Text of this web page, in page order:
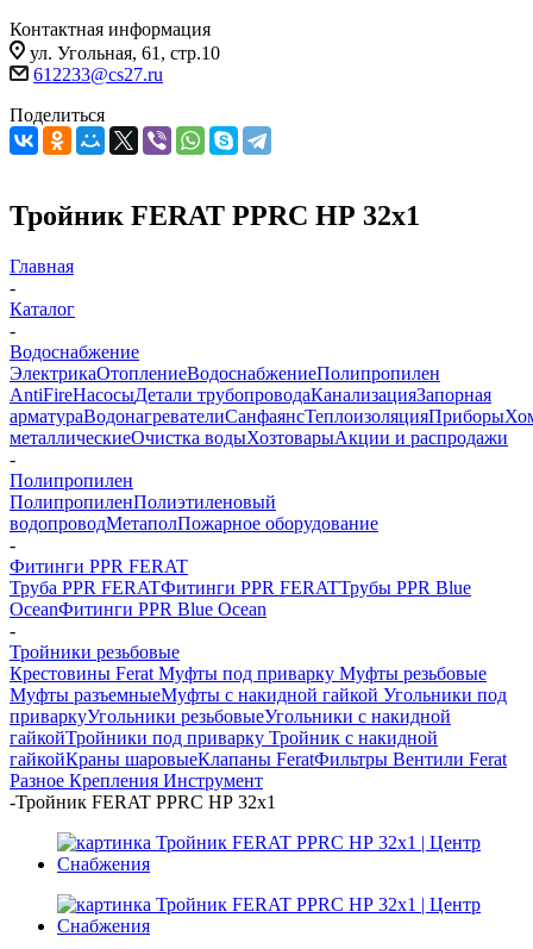
Контактная информация
ул. Угольная, 61, стр.10
612233@cs27.ru
Поделиться
Тройник FERAT PPRC НР 32х1
Главная
-
Каталог
-
Водоснабжение
ЭлектрикаОтоплениеВодоснабжениеПолипропилен
AntiFireНасосыДетали трубопроводаКанализацияЗапорная
арматураВодонагревателиСанфаянсТеплоизоляцияПриборы
металлическиеОчистка водыХозтоварыАкции и распродажи
-
Полипропилен
ПолипропиленПолиэтиленовый
водопроводМетаполПожарное оборудование
-
Фитинги PPR FERAT
Труба PPR FERATФитинги PPR FERATТрубы PPR Blue
OceanФитинги PPR Blue Ocean
-
Тройники резьбовые
Крестовины Ferat Муфты под приварку Муфты резьбовые
Муфты разъемныеМуфты с накидной гайкой Угольники под
приваркуУгольники резьбовыеУгольники с накидной
гайкойТройники под приварку Тройник с накидной
гайкойКраны шаровыеКлапаны FeratФильтры Вентили Ferat
Разное Крепления Инструмент
-Тройник FERAT PPRC НР 32х1